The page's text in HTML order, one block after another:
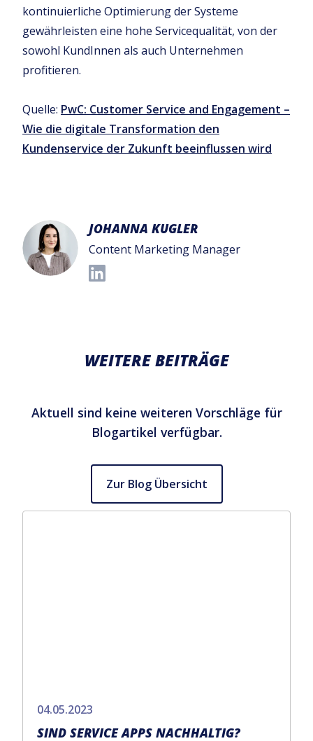
kontinuierliche Optimierung der Systeme
gewährleisten eine hohe Servicequalität, von der
sowohl KundInnen als auch Unternehmen
profitieren.
Quelle: PwC: Customer Service and Engagement –
Wie die digitale Transformation den
Kundenservice der Zukunft beeinflussen wird
JOHANNA KUGLER
Content Marketing Manager
WEITERE BEITRÄGE
Aktuell sind keine weiteren Vorschläge für
Blogartikel verfügbar.
Zur Blog Übersicht
04.05.2023
SIND SERVICE APPS NACHHALTIG?